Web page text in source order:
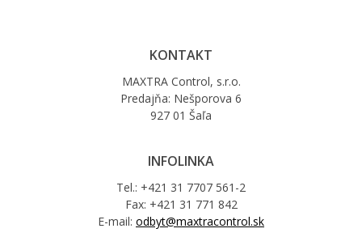
KONTAKT
MAXTRA Control, s.r.o.
Predajňa: Nešporova 6
927 01 Šaľa
INFOLINKA
Tel.: +421 31 7707 561-2
Fax: +421 31 771 842
E-mail: odbyt@maxtracontrol.sk